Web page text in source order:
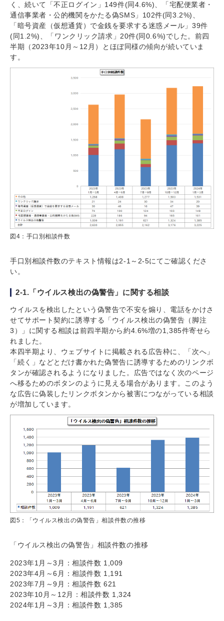
く、続いて「不正ログイン」149件(同4.6%)、「宅配便業者・
通信事業者・公的機関をかたる偽SMS」102件(同3.2%)、
「暗号資産（仮想通貨）で金銭を要求する迷惑メール」39件
(同1.2%)、「ワンクリック請求」20件(同0.6%)でした。前四
半期（2023年10月～12月）とほぼ同様の傾向が続いていま
す。
図4：手口別相談件数
手口別相談件数のテキスト情報は2-1～2-5にてご確認くださ
い。
2-1.「ウイルス検出の偽警告」に関する相談
ウイルスを検出したという偽警告で不安を煽り、電話をかけさ
せてサポート契約に誘導する「ウイルス検出の偽警告（脚注
3）」に関する相談は前四半期から約4.6%増の1,385件寄せら
れました。
本四半期より、ウェブサイトに掲載される広告枠に、「次へ」
「続く」などとだけ書かれた偽警告に誘導するためのリンクボ
タンが確認されるようになりました。広告ではなく次のページ
へ移るためのボタンのように見える場合があります。このよう
な広告に偽装したリンクボタンから被害につながっている相談
が増加しています。
図5：「ウイルス検出の偽警告」相談件数の推移
「ウイルス検出の偽警告」相談件数の推移
2023年1月～3月：相談件数 1,009
2023年4月～6月：相談件数 1,191
2023年7月～9月：相談件数 621
2023年10月～12月：相談件数 1,324
2024年1月～3月：相談件数 1,385